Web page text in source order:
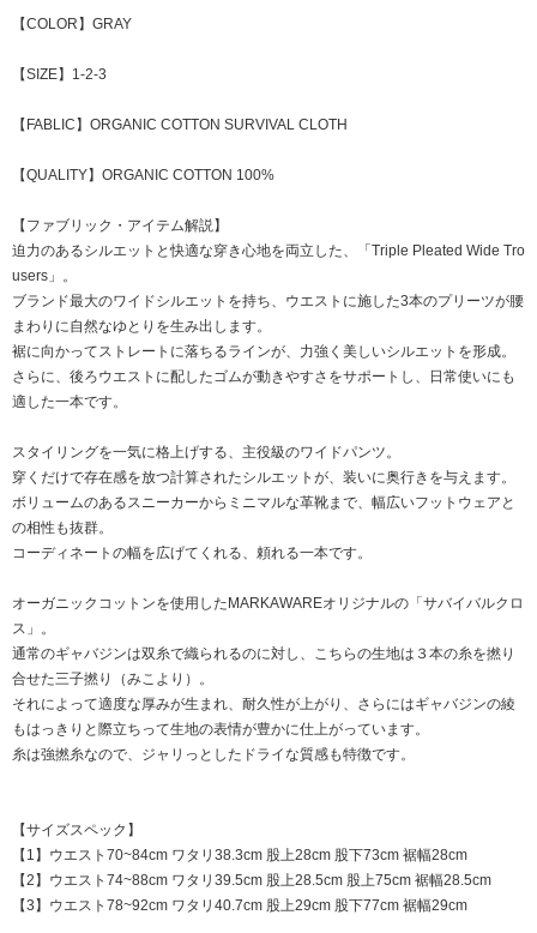
【COLOR】GRAY
【SIZE】1-2-3
【FABLIC】ORGANIC COTTON SURVIVAL CLOTH
【QUALITY】ORGANIC COTTON 100%
【ファブリック・アイテム解説】
迫力のあるシルエットと快適な穿き心地を両立した、「Triple Pleated Wide Tro
users」。
ブランド最大のワイドシルエットを持ち、ウエストに施した3本のプリーツが腰
まわりに自然なゆとりを生み出します。
裾に向かってストレートに落ちるラインが、力強く美しいシルエットを形成。
さらに、後ろウエストに配したゴムが動きやすさをサポートし、日常使いにも
適した一本です。
スタイリングを一気に格上げする、主役級のワイドパンツ。
穿くだけで存在感を放つ計算されたシルエットが、装いに奥行きを与えます。
ボリュームのあるスニーカーからミニマルな革靴まで、幅広いフットウェアと
の相性も抜群。
コーディネートの幅を広げてくれる、頼れる一本です。
オーガニックコットンを使用したMARKAWAREオリジナルの「サバイバルクロ
ス」。
通常のギャバジンは双糸で織られるのに対し、こちらの生地は３本の糸を撚り
合せた三子撚り（みこより）。
それによって適度な厚みが生まれ、耐久性が上がり、さらにはギャバジンの綾
もはっきりと際立ちって生地の表情が豊かに仕上がっています。
糸は強撚糸なので、ジャリっとしたドライな質感も特徴です。
【サイズスペック】
【1】ウエスト70~84cm ワタリ38.3cm 股上28cm 股下73cm 裾幅28cm
【2】ウエスト74~88cm ワタリ39.5cm 股上28.5cm 股上75cm 裾幅28.5cm
【3】ウエスト78~92cm ワタリ40.7cm 股上29cm 股下77cm 裾幅29cm